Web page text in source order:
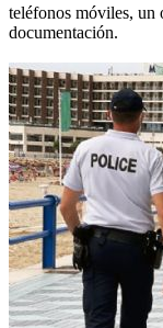
teléfonos móviles, un
documentación.